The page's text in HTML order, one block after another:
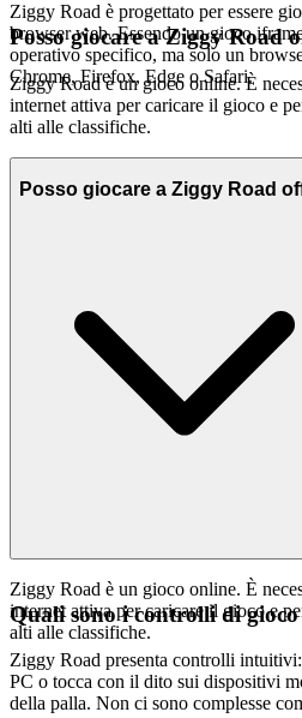
Ziggy Road è progettato per essere
browser web. Essendo un gioco
operativo specifico, ma solo un
Chrome, Firefox, Edge o Safari.
Posso giocare a Ziggy Road
Ziggy Road è un gioco online. È
internet attiva per caricare il gioco e
alti alle classifiche.
Posso giocare a Ziggy Road
Ziggy Road è un gioco online. È
internet attiva per caricare il gioco e
alti alle classifiche.
Quali sono i controlli di
Ziggy Road presenta controlli
PC o tocca con il dito sui dispositivi
della palla. Non ci sono complesse